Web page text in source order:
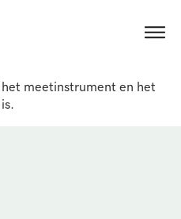
meetinstrument en het